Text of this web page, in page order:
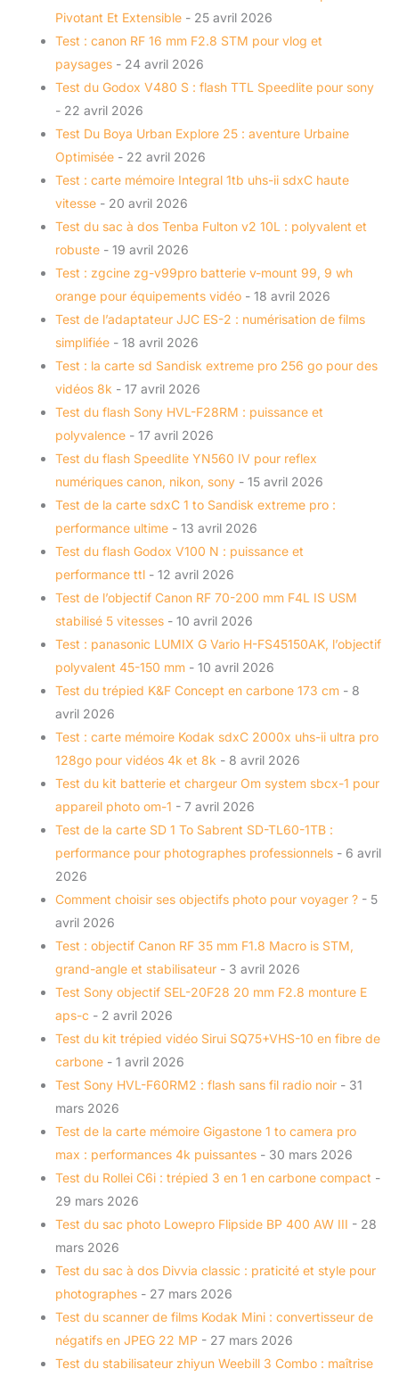
Pivotant Et Extensible - 25 avril 2026
Test : canon RF 16 mm F2.8 STM pour vlog et
paysages - 24 avril 2026
Test du Godox V480 S : flash TTL Speedlite pour sony
- 22 avril 2026
Test Du Boya Urban Explore 25 : aventure Urbaine
Optimisée - 22 avril 2026
Test : carte mémoire Integral 1tb uhs-ii sdxC haute
vitesse - 20 avril 2026
Test du sac à dos Tenba Fulton v2 10L : polyvalent et
robuste - 19 avril 2026
Test : zgcine zg-v99pro batterie v-mount 99, 9 wh
orange pour équipements vidéo - 18 avril 2026
Test de l’adaptateur JJC ES-2 : numérisation de films
simplifiée - 18 avril 2026
Test : la carte sd Sandisk extreme pro 256 go pour des
vidéos 8k - 17 avril 2026
Test du flash Sony HVL-F28RM : puissance et
polyvalence - 17 avril 2026
Test du flash Speedlite YN560 IV pour reflex
numériques canon, nikon, sony - 15 avril 2026
Test de la carte sdxC 1 to Sandisk extreme pro :
performance ultime - 13 avril 2026
Test du flash Godox V100 N : puissance et
performance ttl - 12 avril 2026
Test de l’objectif Canon RF 70-200 mm F4L IS USM
stabilisé 5 vitesses - 10 avril 2026
Test : panasonic LUMIX G Vario H-FS45150AK, l’objectif
polyvalent 45-150 mm - 10 avril 2026
Test du trépied K&F Concept en carbone 173 cm - 8
avril 2026
Test : carte mémoire Kodak sdxC 2000x uhs-ii ultra pro
128go pour vidéos 4k et 8k - 8 avril 2026
Test du kit batterie et chargeur Om system sbcx-1 pour
appareil photo om-1 - 7 avril 2026
Test de la carte SD 1 To Sabrent SD-TL60-1TB :
performance pour photographes professionnels - 6 avril
2026
Comment choisir ses objectifs photo pour voyager ? - 5
avril 2026
Test : objectif Canon RF 35 mm F1.8 Macro is STM,
grand-angle et stabilisateur - 3 avril 2026
Test Sony objectif SEL-20F28 20 mm F2.8 monture E
aps-c - 2 avril 2026
Test du kit trépied vidéo Sirui SQ75+VHS-10 en fibre de
carbone - 1 avril 2026
Test Sony HVL-F60RM2 : flash sans fil radio noir - 31
mars 2026
Test de la carte mémoire Gigastone 1 to camera pro
max : performances 4k puissantes - 30 mars 2026
Test du Rollei C6i : trépied 3 en 1 en carbone compact -
29 mars 2026
Test du sac photo Lowepro Flipside BP 400 AW III - 28
mars 2026
Test du sac à dos Divvia classic : praticité et style pour
photographes - 27 mars 2026
Test du scanner de films Kodak Mini : convertisseur de
négatifs en JPEG 22 MP - 27 mars 2026
Test du stabilisateur zhiyun Weebill 3 Combo : maîtrise